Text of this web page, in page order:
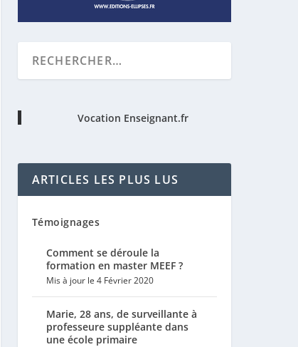
Vocation Enseignant.fr
ARTICLES LES PLUS LUS
Témoignages
Comment se déroule la
formation en master MEEF ?
Mis à jour le 4 Février 2020
Marie, 28 ans, de surveillante à
professeure suppléante dans
une école primaire